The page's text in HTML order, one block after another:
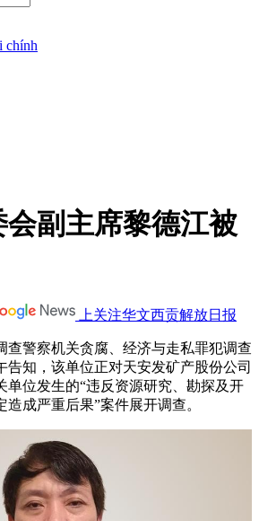
chính
副主席黎德江被
上关注华文西贡解放日报
查警察机关贪腐、经济与走私罪犯调查
告知，该单位正对天安发矿产股份公司
单位发生的“违反资源研究、勘探及开
成严重后果”案件展开调查。